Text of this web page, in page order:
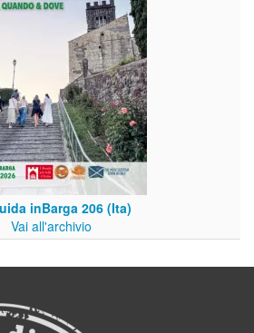
inBarga 206 (Ita)
Vai all'archivio